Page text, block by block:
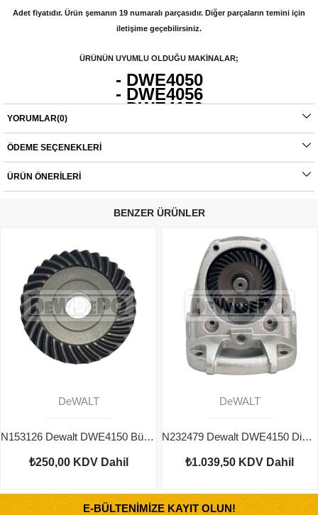
Adet fiyatıdır. Ürün şemanın 19 numaralı parçasıdır. Diğer parçaların temini için
iletişime geçebilirsiniz.
ÜRÜNÜN UYUMLU OLDUĞU MAKİNALAR;
- DWE4050
- DWE4056
- DWE4150
- DWE4884
- DWE4257
Orijinal yedek parçalarda garanti durumu; yetkili servislerin haricinde yapılan
parçalar tamamı orijinal olup, fabrikadan çıkmadan kontrol edilmektedir. Yetkili
Ürünlerin değişim süreçlerindeki kargo bedelleri müşteriye aittir.
YORUMLAR(0)
ÖDEME SEÇENEKLERI
ÜRÜN ÖNERILERI
BENZER ÜRÜNLER
DeWALT
N153126 Dewalt DWE4150 Büyük Dişli
₺250,00 KDV Dahil
DeWALT
N232479 Dewalt DWE4150 Dişli Kutusu Seti
₺1.039,50 KDV Dahil
E-BÜLTENİMİZE KAYIT OLUN!